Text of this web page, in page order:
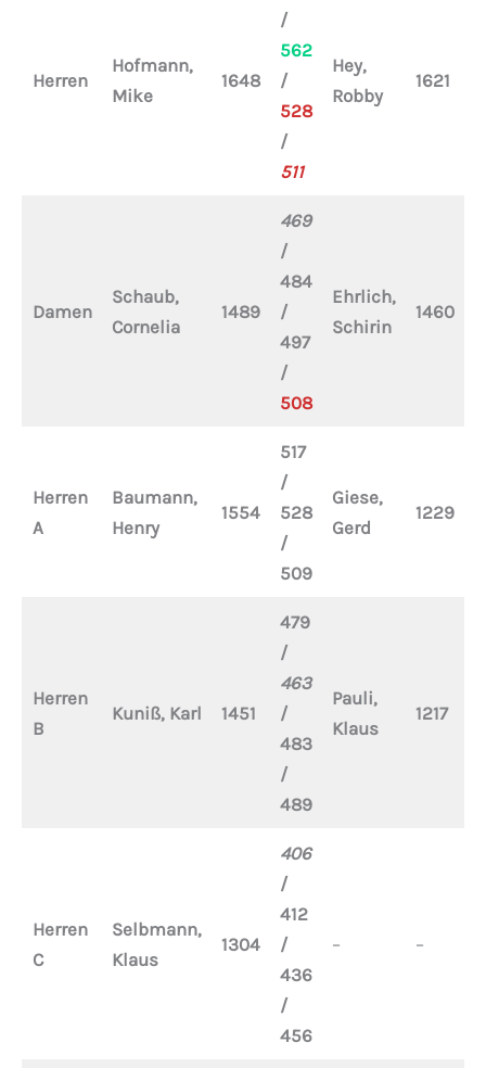
Herren
Hofmann,
Mike
1648
/
562
/
528
/
511
Hey,
Robby
1621
Damen
Schaub,
Cornelia
1489
469
/
484
/
497
/
508
Ehrlich,
Schirin
1460
Herren
A
Baumann,
Henry
1554
517
/
528
/
509
Giese,
Gerd
1229
Herren
B
Kuniß, Karl 1451
479
/
463
/
483
/
489
Pauli,
Klaus
1217
Herren
C
Selbmann,
Klaus
1304
406
/
412
/
436
/
456
– –